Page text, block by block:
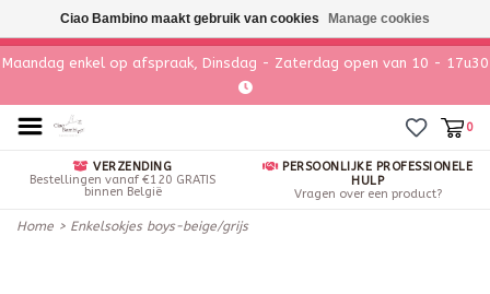
Maandag enkel op afspraak, Dinsdag - Zaterdag open van 10 - 17u30
0
VERZENDING
Bestellingen vanaf €120 GRATIS
binnen België
PERSOONLIJKE PROFESSIONELE
HULP
Vragen over een product?
Home > Enkelsokjes boys-beige/grijs
Ciao Bambino maakt gebruik van cookies Manage cookies